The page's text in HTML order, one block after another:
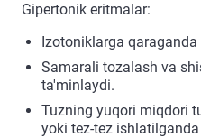
Gipertonik eritmalar:
Izotoniklarga
Samarali tozalash va
ta'minlaydi.
Tuzning yuqori miqdori
yoki tez-tez